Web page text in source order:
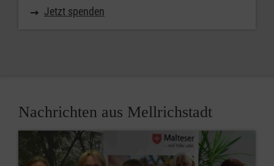
Jetzt spenden
Nachrichten aus Mellrichstadt